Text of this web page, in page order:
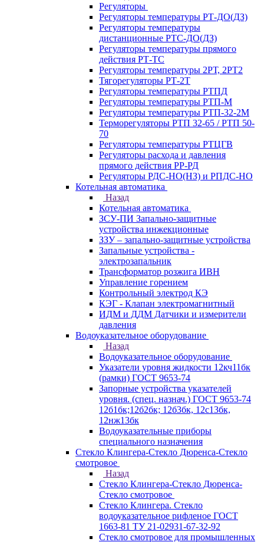
Регуляторы
Регуляторы температуры РТ-ДО(ДЗ)
Регуляторы температуры
дистанционные РТС-ДО(ДЗ)
Регуляторы температуры прямого
действия РТ-ТС
Регуляторы температуры 2РТ, 2РT2
Тягорегуляторы РТ-2Т
Регуляторы температуры РТПД
Регуляторы температуры РТП-M
Регуляторы температуры РТП-32-2М
Терморегуляторы РТП 32-65 / РТП 50-
70
Регуляторы температуры РТЦГВ
Регуляторы расхода и давления
прямого действия РР-РД
Регуляторы РДС-НО(НЗ) и РПДС-НО
Котельная автоматика
Назад
Котельная автоматика
ЗСУ-ПИ Запально-защитные
устройства инжекционные
ЗЗУ – запально-защитные устройства
Запальные устройства -
электрозапальник
Трансформатор розжига ИВН
Управление горением
Контрольный электрод КЭ
КЭГ - Клапан электромагнитный
ИДМ и ДДМ Датчики и измерители
давления
Водоуказательное оборудование
Назад
Водоуказательное оборудование
Указатели уровня жидкости 12кч11бк
(рамки) ГОСТ 9653-74
Запорные устройства указателей
уровня. (спец. назнач.) ГОСТ 9653-74
12б1бк;12б2бк; 12б3бк, 12с13бк,
12нж13бк
Водоуказательные приборы
специального назначения
Стекло Клингера-Стекло Дюренса-Стекло
смотровое
Назад
Стекло Клингера-Стекло Дюренса-
Стекло смотровое
Стекло Клингера. Стекло
водоуказательное рифленое ГОСТ
1663-81 ТУ 21-02931-67-32-92
Стекло смотровое для промышленных